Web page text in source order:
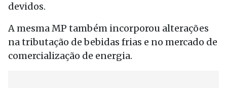
devidos.
A mesma MP também incorporou alterações
na tributação de bebidas frias e no mercado de
comercialização de energia.